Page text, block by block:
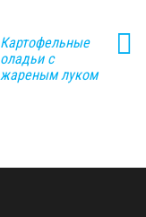
Картофельные
оладьи с
жареным луком